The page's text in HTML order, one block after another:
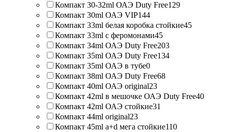
Компакт 30-32ml ОАЭ Duty Free129
Компакт 30ml ОАЭ VIP144
Компакт 33ml белая коробка стойкие45
Компакт 33ml с феромонами45
Компакт 34ml ОАЭ Duty Free203
Компакт 35ml ОАЭ Duty Free134
Компакт 35ml ОАЭ в тубе0
Компакт 38ml ОАЭ Duty Free68
Компакт 40ml ОАЭ original23
Компакт 42ml в мешочке ОАЭ Duty Free40
Компакт 42ml ОАЭ стойкие31
Компакт 44ml original23
Компакт 45ml a+d мега стойкие110